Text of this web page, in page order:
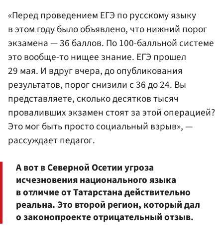
«Перед проведением ЕГЭ по русскому языку
в этом году было объявлено, что нижний порог
экзамена — 36 баллов. По 100-балльной системе
это вообще-то нищее знание. ЕГЭ прошел
29 мая. И вдруг вчера, до опубликования
результатов, порог снизили с 36 до 24. Вы
представляете, сколько десятков тысяч
проваливших экзамен стоят за этой операцией?
Это мог быть просто социальный взрыв», —
рассуждает педагог.
А вот в Северной Осетии угроза
исчезновения национального языка
в отличие от Татарстана действительно
реальна. Это второй регион, который дал
о законопроекте отрицательный отзыв.